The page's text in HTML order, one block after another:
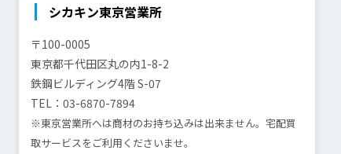
シカキン東京営業所
〒100-0005
東京都千代田区丸の内1-8-2
鉄鋼ビルディング4階 S-07
TEL：03-6870-7894
※東京営業所へは商材のお持ち込みは出来ません。宅配買
取サービスをご利用くださいませ。